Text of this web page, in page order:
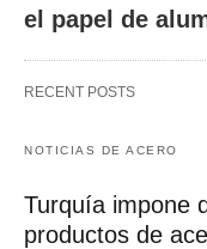
el papel de
RECENT POSTS
NOTICIAS DE ACERO
Turquía impone
productos de